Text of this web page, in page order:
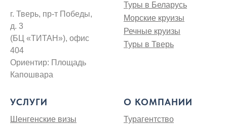
г. Тверь, пр-т Победы,
д. 3
(БЦ «ТИТАН»), офис
404
Ориентир: Площадь
Капошвара
Туры в Беларусь
Морские круизы
Речные круизы
Туры в Тверь
УСЛУГИ
Шенгенские визы
О КОМПАНИИ
Турагентство